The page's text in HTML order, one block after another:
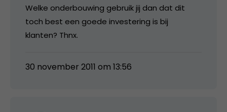
Welke onderbouwing gebruik jij dan dat dit
toch best een goede investering is bij
klanten? Thnx.
30 november 2011 om 13:56